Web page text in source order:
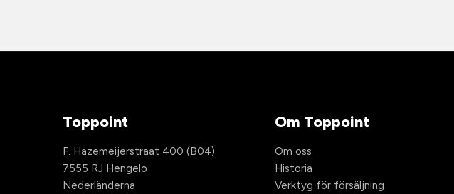
Toppoint
F. Hazemeijerstraat 400 (B04)
7555 RJ Hengelo
Nederländerna
Om Toppoint
Om oss
Historia
Verktyg för försäljning